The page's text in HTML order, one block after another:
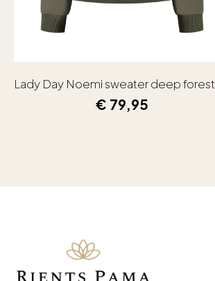
Lady Day Noemi sweater deep forest
€ 79,95